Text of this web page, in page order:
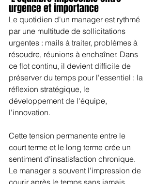
urgence et importance
Le quotidien d'un manager est rythmé
par une multitude de sollicitations
urgentes : mails à traiter, problèmes à
résoudre, réunions à enchaîner. Dans
ce flot continu, il devient difficile de
préserver du temps pour l'essentiel : la
réflexion stratégique, le
développement de l'équipe,
l'innovation.
Cette tension permanente entre le
court terme et le long terme crée un
sentiment d'insatisfaction chronique.
Le manager a souvent l'impression de
courir après le temps sans jamais